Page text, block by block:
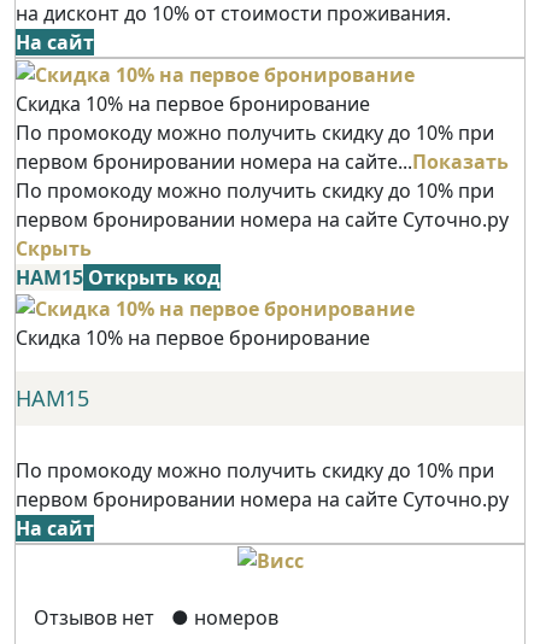
на дисконт до 10% от стоимости проживания.
На сайт
Скидка 10% на первое бронирование
По промокоду можно получить скидку до 10% при
первом бронировании номера на сайте...Показать
По промокоду можно получить скидку до 10% при
первом бронировании номера на сайте Суточно.ру
Скрыть
НАМ15 Открыть код
Скидка 10% на первое бронирование
НАМ15
По промокоду можно получить скидку до 10% при
первом бронировании номера на сайте Суточно.ру
На сайт
Отзывов нет ● номеров